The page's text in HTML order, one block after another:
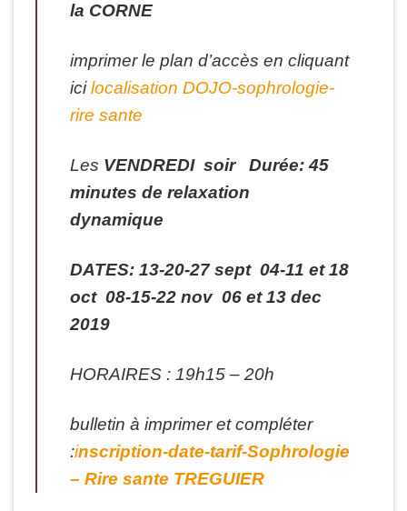
la CORNE
imprimer le plan d’accès en cliquant
icilocalisation DOJO-sophrologie-
rire sante
Les VENDREDI soir Durée: 45
minutes de relaxation
dynamique
DATES: 13-20-27 sept 04-11 et 18
oct 08-15-22 nov 06 et 13 dec
2019
HORAIRES : 19h15 – 20h
bulletin à imprimer et compléter
:inscription-date-tarif-Sophrologie
– Rire sante TREGUIER